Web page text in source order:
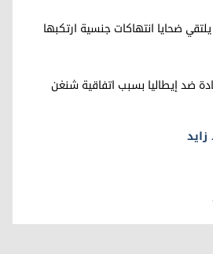
يلتقي ضحايا انتهاكات جنسية ارتكبها
ضد إيطاليا بسبب اتفاقية شنغن